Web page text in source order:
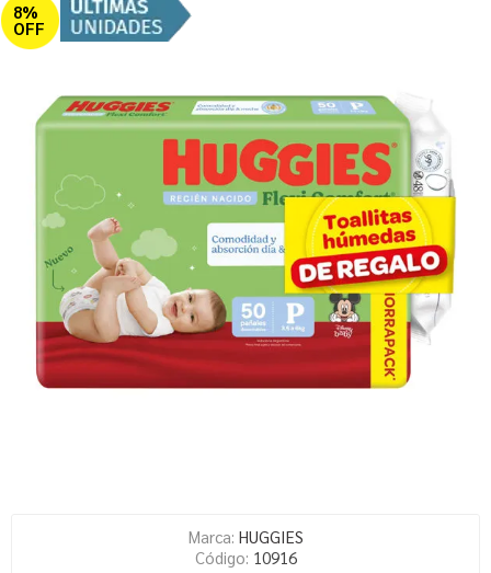
8%
OFF
Marca: HUGGIES
Código: 10916